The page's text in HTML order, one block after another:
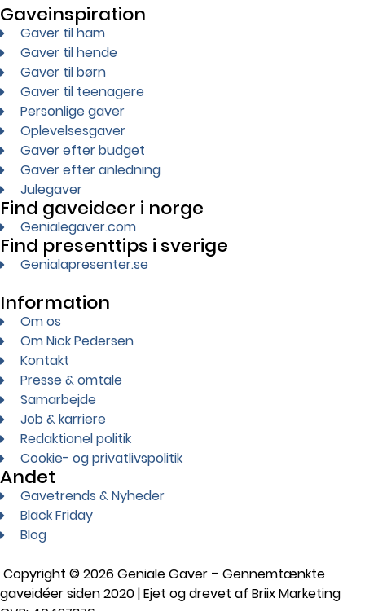
Gaveinspiration
Gaver til ham
Gaver til hende
Gaver til børn
Gaver til teenagere
Personlige gaver
Oplevelsesgaver
Gaver efter budget
Gaver efter anledning
Julegaver
Find gaveideer i norge
Genialegaver.com
Find presenttips i sverige
Genialapresenter.se
Information
Om os
Om Nick Pedersen
Kontakt
Presse & omtale
Samarbejde
Job & karriere
Redaktionel politik
Cookie- og privatlivspolitik
Andet
Gavetrends & Nyheder
Black Friday
Blog
Copyright © 2026 Geniale Gaver – Gennemtænkte
gaveidéer siden 2020 | Ejet og drevet af Briix Marketing